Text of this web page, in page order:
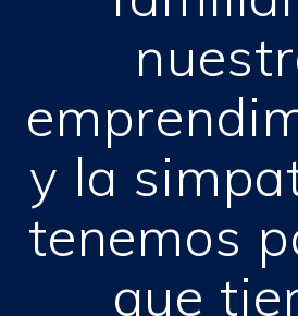
y la
tenemos
que